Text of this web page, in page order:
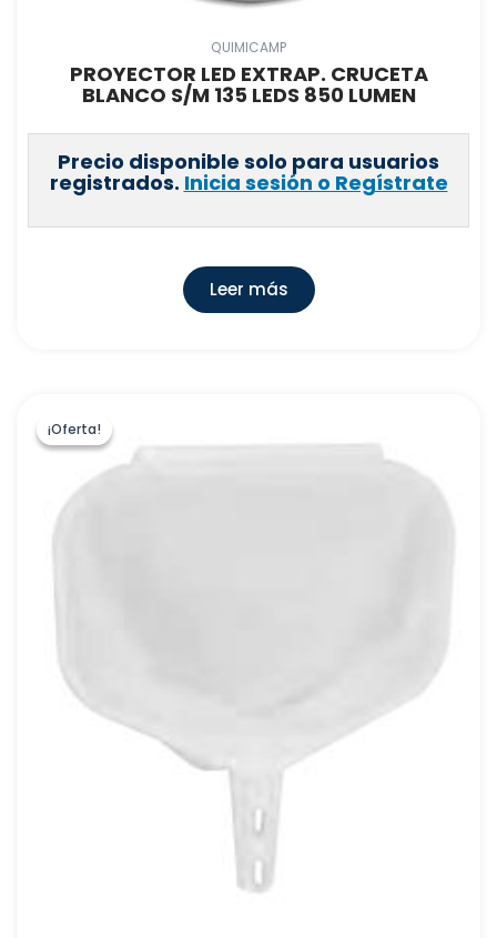
QUIMICAMP
PROYECTOR LED EXTRAP. CRUCETA
BLANCO S/M 135 LEDS 850 LUMEN
Precio disponible solo para usuarios
registrados. Inicia sesión o Regístrate
Leer más
¡Oferta!
¡Oferta!